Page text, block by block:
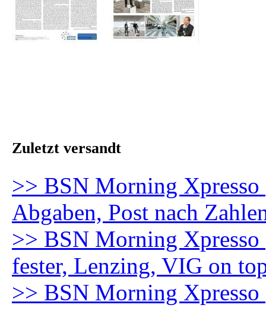
Zuletzt versandt
>> BSN Morning
Abgaben, Post nach
>> BSN Morning
fester, Lenzing, VIG on
>> BSN Morning